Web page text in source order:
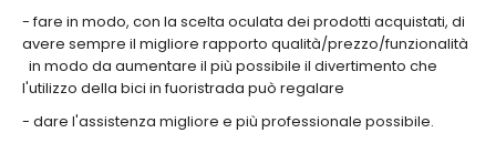
- fare in modo, con la scelta oculata dei prodotti acquistati, di
avere sempre il migliore rapporto qualità/prezzo/funzionalità
in modo da aumentare il più possibile il divertimento che
l'utilizzo della bici in fuoristrada può regalare
- dare l'assistenza migliore e più professionale possibile.